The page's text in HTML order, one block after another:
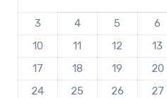
ジ
送
3
4 5 6
10
11 12 13
17
18 19 20
24
25 26 27